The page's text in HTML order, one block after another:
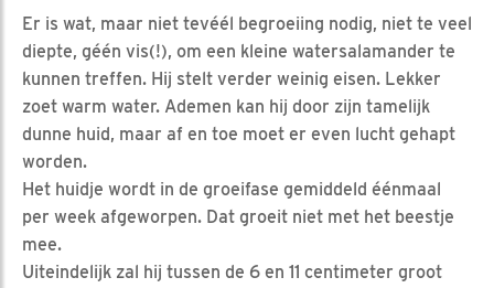
Er is wat, maar niet tevéél begroeiing nodig, niet te veel
diepte, géén vis(!), om een kleine watersalamander te
kunnen treffen. Hij stelt verder weinig eisen. Lekker
zoet warm water. Ademen kan hij door zijn tamelijk
dunne huid, maar af en toe moet er even lucht gehapt
worden.
Het huidje wordt in de groeifase gemiddeld éénmaal
per week afgeworpen. Dat groeit niet met het beestje
mee.
Uiteindelijk zal hij tussen de 6 en 11 centimeter groot